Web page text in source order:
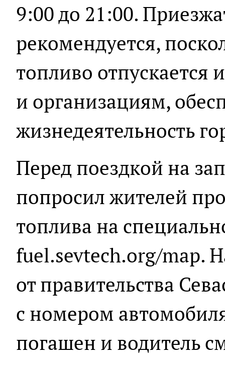
9:00 до 21:00.
рекомендуется,
топливо отпускается
и организациям,
жизнедеятельность
Перед поездкой на
попросил жителей
топлива на
fuel.sevtech.org/map.
от правительства
с номером
погашен и водитель